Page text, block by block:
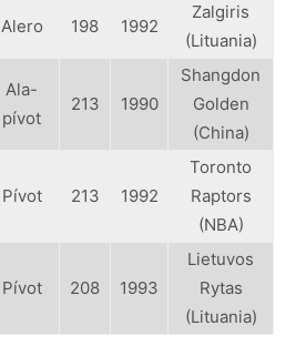
Alero 198 1992
Zalgiris
(Lituania)
Ala-
pívot
213 1990
Shangdon
Golden
(China)
Pívot 213 1992
Toronto
Raptors
(NBA)
Pívot 208 1993
Lietuvos
Rytas
(Lituania)